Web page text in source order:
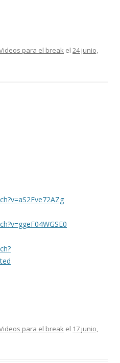
para el break el 24 junio,
para el break el 17 junio,